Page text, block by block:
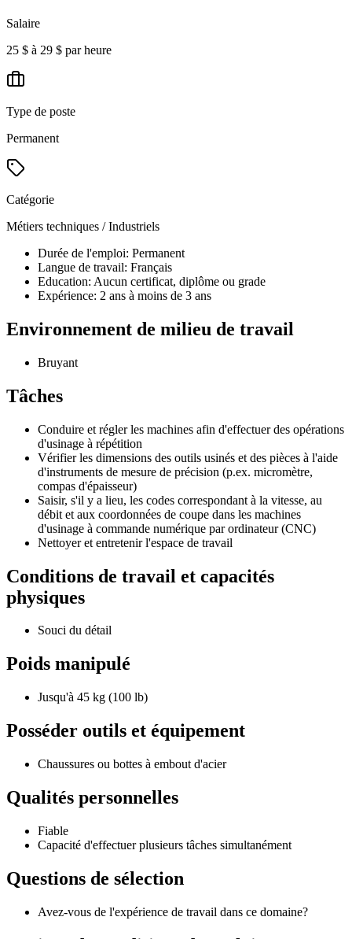
Salaire
25 $ à 29 $ par heure
Type de poste
Permanent
Catégorie
Métiers techniques / Industriels
Durée de l'emploi: Permanent
Langue de travail: Français
Education: Aucun certificat, diplôme ou grade
Expérience: 2 ans à moins de 3 ans
Environnement de milieu de travail
Bruyant
Tâches
Conduire et régler les machines afin d'effectuer des opérations
d'usinage à répétition
Vérifier les dimensions des outils usinés et des pièces à l'aide
d'instruments de mesure de précision (p.ex. micromètre,
compas d'épaisseur)
Saisir, s'il y a lieu, les codes correspondant à la vitesse, au
débit et aux coordonnées de coupe dans les machines
d'usinage à commande numérique par ordinateur (CNC)
Nettoyer et entretenir l'espace de travail
Conditions de travail et capacités
physiques
Souci du détail
Poids manipulé
Jusqu'à 45 kg (100 lb)
Posséder outils et équipement
Chaussures ou bottes à embout d'acier
Qualités personnelles
Fiable
Capacité d'effectuer plusieurs tâches simultanément
Questions de sélection
Avez-vous de l'expérience de travail dans ce domaine?